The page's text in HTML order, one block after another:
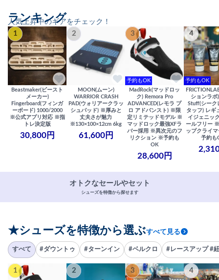
人気上昇中のギアをチェック！
ランキング
1
Beastmaker(ビースト
メーカー)
Fingerboard(フィンガ
ーボード) 1000/2000
※公式アプリ対応 ※指
トレ決定版
30,800円
2
MOON(ムーン)
WARRIOR CRASH
PAD(ウォリアークラッ
シュパッド) ※厚みと
丈夫さが魅力
※130×100×12cm 6kg
61,600円
3
予約もOK
MadRock(マッドロッ
ク) Remora Pro
ADVANCED(レモラ プ
ロ アドバンスト) ※限
定リミテッドモデル ※
マッドロック最強XFラ
バー採用 ※異次元のフ
リクション ※予約も
OK
28,600円
4
予約もOK
ションラボ
Stuff(シーク
タッフ) レギ
イジェニッ
ールフリー
ップクライ
予約も
オトクなセールやセット
シューズを特徴から探せます
★シューズを特徴から選ぶすべて見る
すべて #ダウントゥ #ターンイン #ベルクロ #レースアップ #
1 2 3 4